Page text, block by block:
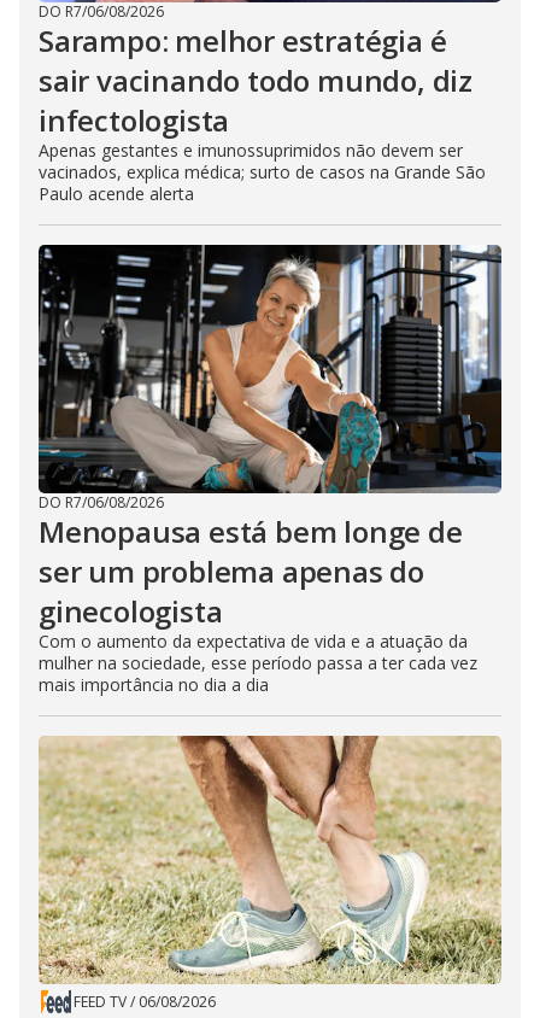
DO R7/06/08/2026
Sarampo: melhor estratégia é
sair vacinando todo mundo, diz
infectologista
Apenas gestantes e imunossuprimidos não devem ser
vacinados, explica médica; surto de casos na Grande São
Paulo acende alerta
DO R7/06/08/2026
Menopausa está bem longe de
ser um problema apenas do
ginecologista
Com o aumento da expectativa de vida e a atuação da
mulher na sociedade, esse período passa a ter cada vez
mais importância no dia a dia
FEED TV/ 06/08/2026